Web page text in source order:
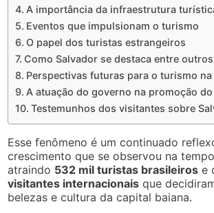
A importância da infraestrutura
Eventos que impulsionam o turismo
O papel dos turistas estrangeiros
Como Salvador se destaca entre
Perspectivas futuras para o turismo na
A atuação do governo na promoção
Testemunhos dos visitantes sobre
Esse fenômeno é um continuado
crescimento que se observou na
atraindo 532 mil turistas brasileiros e
visitantes internacionais que
belezas e cultura da capital baiana.